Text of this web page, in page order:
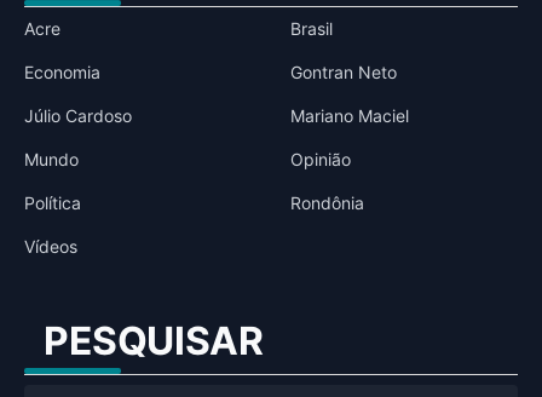
Acre Brasil
Economia Gontran Neto
Júlio Cardoso Mariano Maciel
Mundo Opinião
Política Rondônia
Vídeos
PESQUISAR